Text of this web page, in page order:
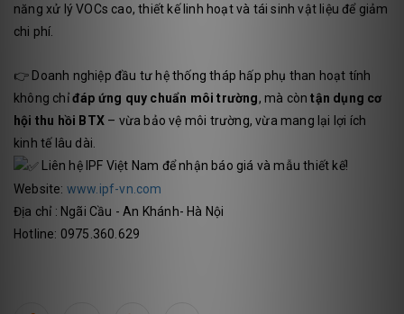
năng xử lý VOCs cao, thiết kế linh hoạt và tái sinh vật liệu để giảm
chi phí.
👉 Doanh nghiệp đầu tư hệ thống tháp hấp phụ than hoạt tính
không chỉđáp ứng quy chuẩn môi trường, mà còntận dụng cơ
hội thu hồi BTX – vừa bảo vệ môi trường, vừa mang lại lợi ích
kinh tế lâu dài.
Liên hệ IPF Việt Nam để nhận báo giá và mẫu thiết kế!
Website: www.ipf-vn.com
Địa chỉ : Ngãi Cầu - An Khánh- Hà Nội
Hotline: 0975.360.629